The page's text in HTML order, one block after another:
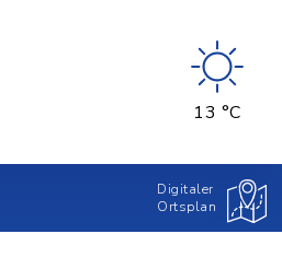
13 °C
Digitaler
Ortsplan